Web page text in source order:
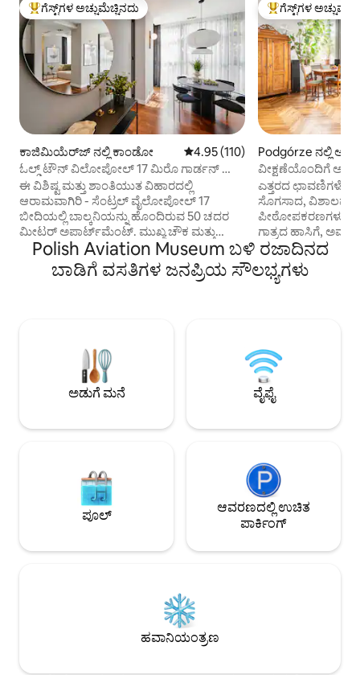
ಗೆಸ್ಟ್‌ಗಳಿಗೆ ಅತಿ ಹೆಚ್ಚು ಅಚ್ಚುಮೆಚ್ಚಿನದು
ಗೆಸ್ಟ್‌ಗಳ ಅಚ್ಚುಮೆಚ್ಚಿನದು
ಕಾಜಿಮಿಯೆರ್‌ಜ್ ನಲ್ಲಿ ಕಾಂಡೋ 5 ರಲ್ಲಿ 4.95 ಸರಾಸರಿ ರೇಟಿಂಗ್, 110
4.95 (110)
ಓಲ್ಡ್ ಟೌನ್ ವಿಲೋಪೋಲ್ 17 ಮಿರೊ ಗಾರ್ಡನ್ ವ್ಯೂ
ಬಾಲ್ಕನಿ & AC
ಈ ವಿಶಿಷ್ಟ ಮತ್ತು ಶಾಂತಿಯುತ ವಿಹಾರದಲ್ಲಿ
ಆರಾಮವಾಗಿರಿ - ಸೆಂಟ್ರಲ್ ವೈಲೋಪೋಲ್ 17
ಬೀದಿಯಲ್ಲಿ ಬಾಲ್ಕನಿಯನ್ನು ಹೊಂದಿರುವ 50 ಚದರ
ಮೀಟರ್ ಅಪಾರ್ಟ್‌ಮೆಂಟ್. ಮುಖ್ಯ ಚೌಕ ಮತ್ತು
ಯಹೂದಿ ಕ್ವಾರ್ಟರ್ ನಡುವೆ ಸಮರ್ಪಕವಾಗಿ.
ಸೊಗಸಾದ ಪೀಠೋಪಕರಣಗಳು ಮತ್ತು ನೈಸರ್ಗಿಕ
ಮರದ ನೆಲಹಾಸುಗಳೊಂದಿಗೆ ಹವಾನಿಯಂತ್ರಿತ
ಪ್ರದೇಶ ಹೊಂದಿರುವ ಲಿವಿಂಗ್ ರೂಮ್ — ಕ್ವೀನ್ ಸೈಜ್
ಬೆಡ್ ಹೊಂದಿರುವ ಪ್ರತ್ಯೇಕ ಬೆಡ್‌ರೂಮ್ —
ಸಂಪೂರ್ಣವಾಗಿ ಸುಸಜ್ಜಿತ ಅಡುಗೆಮನೆ — ಬಾಲ್ಕನಿ —
ಪ್ರತಿ ರೂಮ್‌ಗೆ ಸೆಂಟ್ರಲ್ ಎಸಿ — ಶವರ್ ಹೊಂದಿರುವ
ಗೆಸ್ಟ್‌ಗಳಿಗೆ ಅತಿ ಹೆಚ್ಚು
ಗೆಸ್ಟ್‌ಗಳ
Podgórze ನಲ್ಲಿ
ವೀಕ್ಷಣೆಯೊಂದಿಗೆ
ಎತ್ತರದ
ಸೊಗಸಾದ, ವಿಶಾಲವಾದ
ಪೀಠೋಪಕರಣಗಳು,
ಗಾತ್ರದ ಹಾಸಿಗೆ,
ಹೊಂದಿರುವ
ಪೀಠೋಪಕರಣಗಳು.
ಅಲ್ಲ! ಪೊಡ್ಗಾರ್ಜ್‌ನ
ವಾಷಿಂಗ್ ಮೆಷಿನ್,
ಡ್ರೈಯರ್. ಮನೆಯಿಂದ
ಮನೆ! ನೀವು ಇದನ್ನು
ಹಾಗೆ ಮಾಡುತ್ತಾರೆ!
Polish Aviation Museum ಬಳಿ ರಜಾದಿನದ
ಬಾಡಿಗೆ ವಸತಿಗಳ ಜನಪ್ರಿಯ ಸೌಲಭ್ಯಗಳು
ಅಡುಗೆ ಮನೆ ವೈಫೈ
ಪೂಲ್
ಆವರಣದಲ್ಲಿ ಉಚಿತ
ಪಾರ್ಕಿಂಗ್
ಹವಾನಿಯಂತ್ರಣ